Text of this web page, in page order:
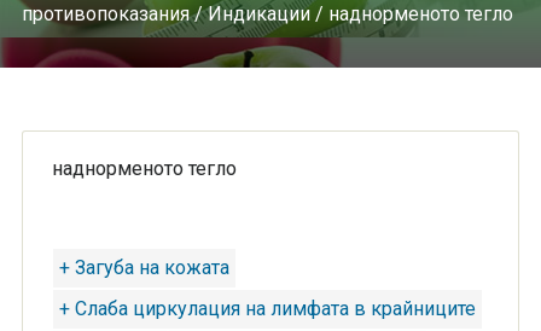
противопоказания/Индикации/ наднорменото тегло
наднорменото тегло
+ Загуба на кожата
+ Слаба циркулация на лимфата в крайниците